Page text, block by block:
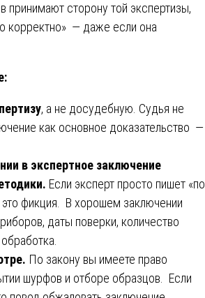
принимают сторону той экспертизы,
корректно» — даже если она
, а не досудебную. Судья не
как основное доказательство —
в экспертное заключение
Если эксперт просто пишет «по
фикция. В хорошем заключении
даты поверки, количество
По закону вы имеете право
шурфов и отборе образцов. Если